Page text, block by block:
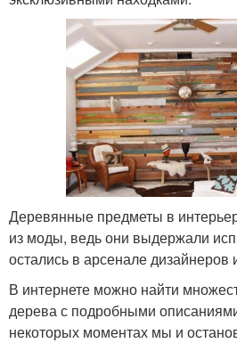
Деревянные предметы в
из моды, ведь они выдержали
остались в арсенале
В интернете можно найти
дерева с подробными
некоторых моментах мы и